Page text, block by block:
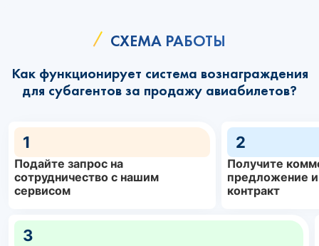
СХЕМА РАБОТЫ
Как функционирует система вознаграждения
для субагентов за продажу авиабилетов?
1
Подайте запрос на
сотрудничество с нашим
сервисом
2
Получите
предложение
контракт
3